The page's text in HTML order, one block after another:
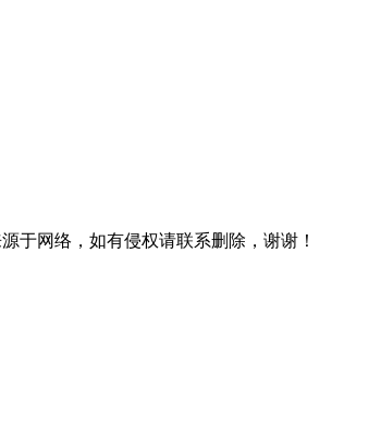
于网络，如有侵权请联系删除，谢谢！